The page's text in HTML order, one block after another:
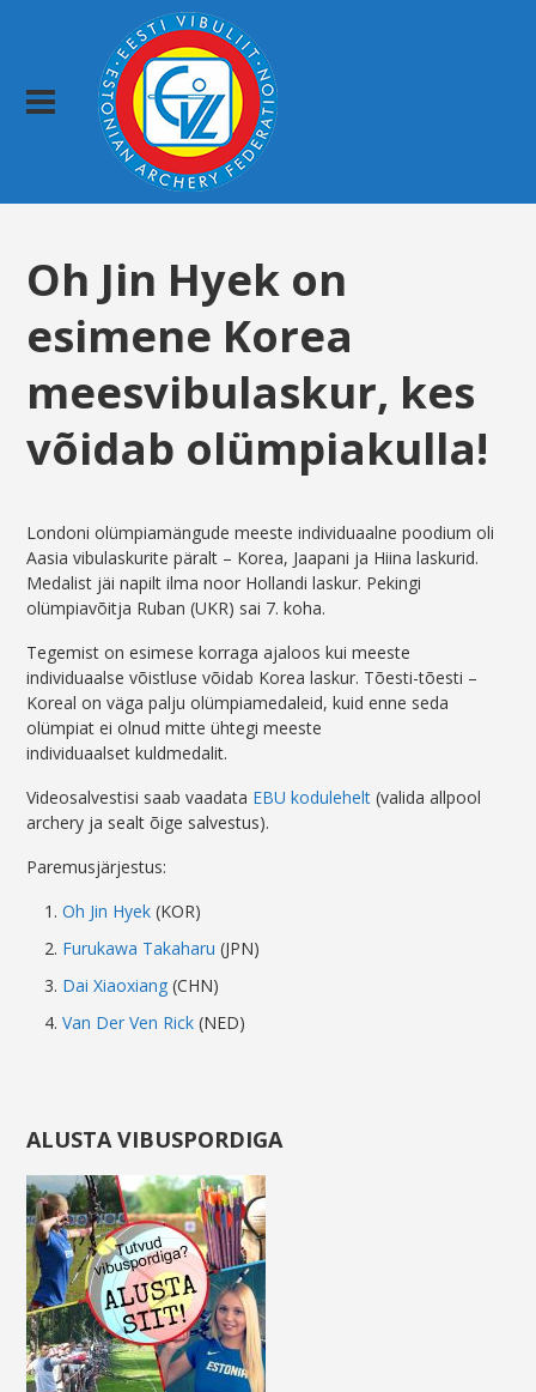
Oh Jin Hyek on
esimene Korea
meesvibulaskur, kes
võidab olümpiakulla!
Londoni olümpiamängude meeste individuaalne poodium oli
Aasia vibulaskurite päralt – Korea, Jaapani ja Hiina laskurid.
Medalist jäi napilt ilma noor Hollandi laskur. Pekingi
olümpiavõitja Ruban (UKR) sai 7. koha.
Tegemist on esimese korraga ajaloos kui meeste
individuaalse võistluse võidab Korea laskur. Tõesti-tõesti –
Koreal on väga palju olümpiamedaleid, kuid enne seda
olümpiat ei olnud mitte ühtegi meeste
individuaalset kuldmedalit.
Videosalvestisi saab vaadata EBU kodulehelt(valida allpool
archery ja sealt õige salvestus).
Paremusjärjestus:
Oh Jin Hyek (KOR)
Furukawa Takaharu (JPN)
Dai Xiaoxiang(CHN)
Van Der Ven Rick(NED)
ALUSTA VIBUSPORDIGA